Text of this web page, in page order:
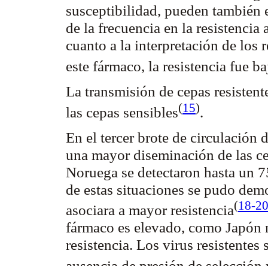
susceptibilidad, pueden también
de la frecuencia en la resistencia
cuanto a la interpretación de los
este fármaco, la resistencia fue
La transmisión de cepas
las cepas sensibles(15).
En el tercer brote de circulación
una mayor diseminación de las
Noruega se detectaron hasta un
de estas situaciones se pudo
asociara a mayor resistencia(18-20
fármaco es elevado, como
resistencia. Los virus resistentes